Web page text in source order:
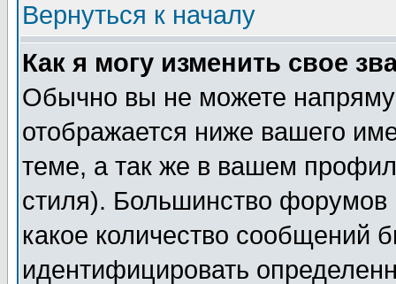
Вернуться к началу
Как я могу изменить свое
Обычно вы не можете
отображается ниже вашего
теме, а так же в вашем
стиля). Большинство форумов
какое количество сообщений
идентифицировать